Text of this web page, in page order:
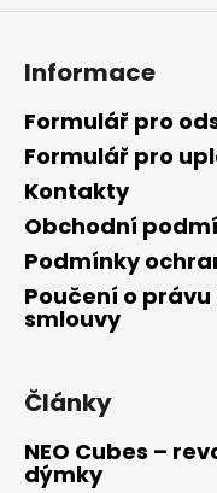
n
a
j
í
t
?
D
p
Informace
Formulář pro
Formulář pro
Kontakty
Obchodní
Podmínky
Poučení o
smlouvy
Články
NEO Cubes –
dýmky